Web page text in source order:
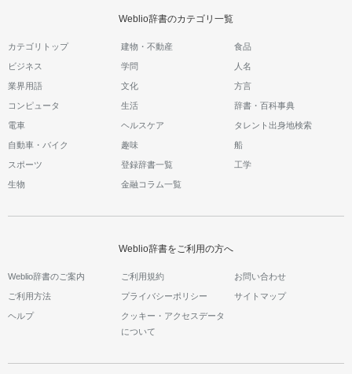
Weblio辞書のカテゴリ一覧
カテゴリトップ 建物・不動産 食品
ビジネス 学問 人名
業界用語 文化 方言
コンピュータ 生活 辞書・百科事典
電車 ヘルスケア タレント出身地検索
自動車・バイク 趣味 船
スポーツ 登録辞書一覧 工学
生物 金融コラム一覧
Weblio辞書をご利用の方へ
Weblio辞書のご案内 ご利用規約 お問い合わせ
ご利用方法 プライバシーポリシー サイトマップ
ヘルプ
クッキー・アクセスデータ
について